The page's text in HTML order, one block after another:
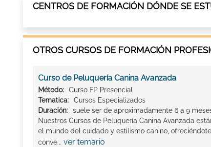
CENTROS DE FORMACIÓN DÓNDE SE
OTROS CURSOS DE FORMACIÓN
Curso de Peluquería Canina Avanzada
Método:
Curso FP Presencial
Tematica:
Cursos Especializados
Duración:
suele ser de aproximadamente 6 a 9
Nuestros Cursos de Peluquería Canina Avanzada
el mundo del cuidado y estilismo canino,
conve... ver temario